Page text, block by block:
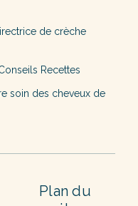
de crèche
Recettes
soin des cheveux de
Plan du